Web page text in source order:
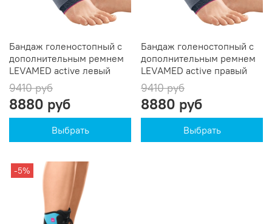
Бандаж голеностопный с
дополнительным ремнем
LEVAMED active левый
9410 руб
8880 руб
Выбрать
Бандаж голеностопный с
дополнительным ремнем
LEVAMED active правый
9410 руб
8880 руб
Выбрать
-5%